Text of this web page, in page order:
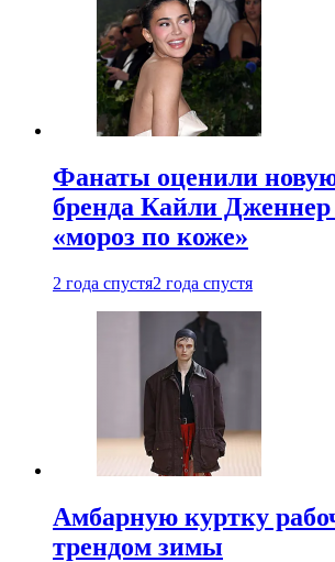
Фанаты оценили
бренда Кайли
«мороз по коже»
2 года спустя2 года спустя
Амбарную куртку
трендом зимы